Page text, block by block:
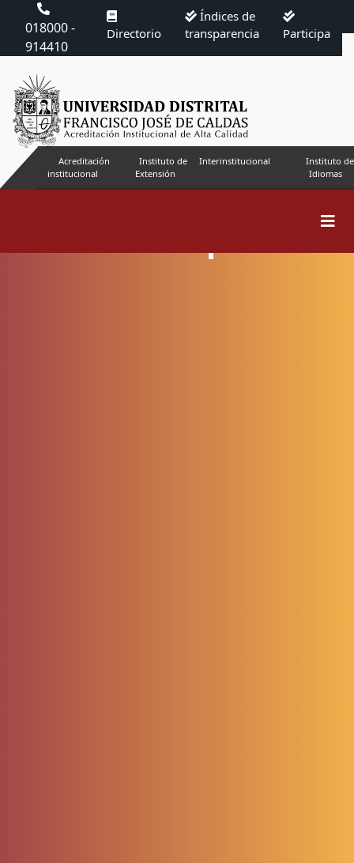
018000 -
914410
Directorio
Índices de
transparencia
Participa
Acreditación
institucional
Instituto de
Extensión
Interinstitucional
Instituto de
Idiomas
Números Especiales